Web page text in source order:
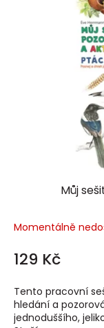
Můj
Momentálně
129 Kč
Tento pracovní
hledání a
jednoduššího,